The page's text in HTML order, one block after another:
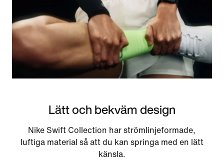
Lätt och bekväm design
Nike Swift Collection har strömlinjeformade,
luftiga material så att du kan springa med en lätt
känsla.